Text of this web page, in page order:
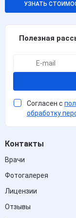
УЗНАТЬ
Полезная
Согласен с
обработку
Контакты
Врачи
Фотогалерея
Лицензии
Отзывы